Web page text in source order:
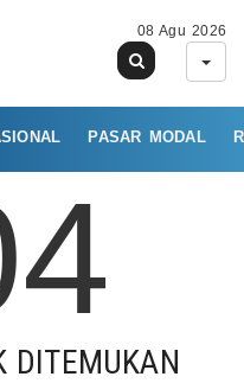
08 Agu 2026
PASAR MODAL
DITEMUKAN